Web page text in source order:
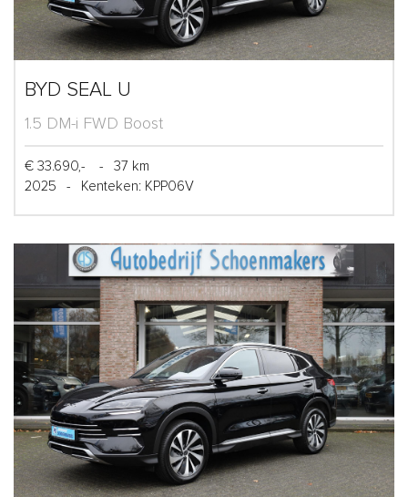
BYD SEAL U
1.5 DM-i FWD Boost
€ 33.690,- -
37 km
2025
- Kenteken: KPP06V